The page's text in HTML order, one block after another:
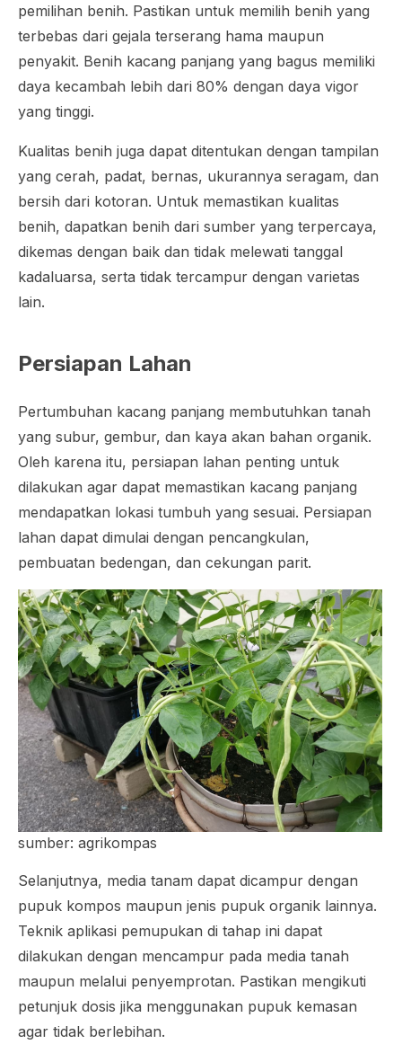
pemilihan benih. Pastikan untuk memilih benih yang
terbebas dari gejala terserang hama maupun
penyakit. Benih kacang panjang yang bagus memiliki
daya kecambah lebih dari 80% dengan daya vigor
yang tinggi.
Kualitas benih juga dapat ditentukan dengan tampilan
yang cerah, padat, bernas, ukurannya seragam, dan
bersih dari kotoran. Untuk memastikan kualitas
benih, dapatkan benih dari sumber yang terpercaya,
dikemas dengan baik dan tidak melewati tanggal
kadaluarsa, serta tidak tercampur dengan varietas
lain.
Persiapan Lahan
Pertumbuhan kacang panjang membutuhkan tanah
yang subur, gembur, dan kaya akan bahan organik.
Oleh karena itu, persiapan lahan penting untuk
dilakukan agar dapat memastikan kacang panjang
mendapatkan lokasi tumbuh yang sesuai. Persiapan
lahan dapat dimulai dengan pencangkulan,
pembuatan bedengan, dan cekungan parit.
sumber: agrikompas
Selanjutnya, media tanam dapat dicampur dengan
pupuk kompos maupun jenis pupuk organik lainnya.
Teknik aplikasi pemupukan di tahap ini dapat
dilakukan dengan mencampur pada media tanah
maupun melalui penyemprotan. Pastikan mengikuti
petunjuk dosis jika menggunakan pupuk kemasan
agar tidak berlebihan.